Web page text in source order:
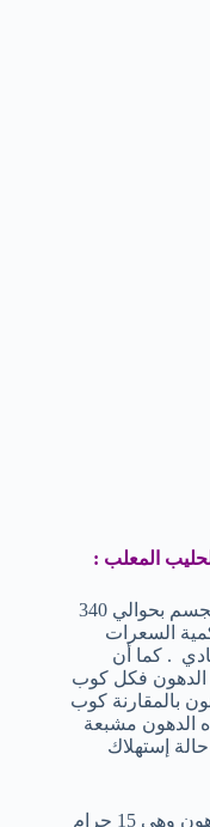
المعلب :
عند تناول 1 كوب من الحليب المعلب يمد الجسم بحوالي 340
السعرات
. كما أن
الدهون فكل كوب
علي 19 جرام دهون بالمقارنة كوب
هذه الدهون مشبعة
إستهلاك
تم تحديد كمية يومية موصي بها من هذه الدهون وهي 15 جرام